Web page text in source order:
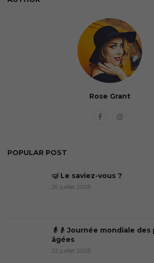
Rose Grant
POPULAR POST
🤿 Le saviez-vous ?
29 juillet 2025
👵👴 Journée mondiale
âgées
22 juillet 2025